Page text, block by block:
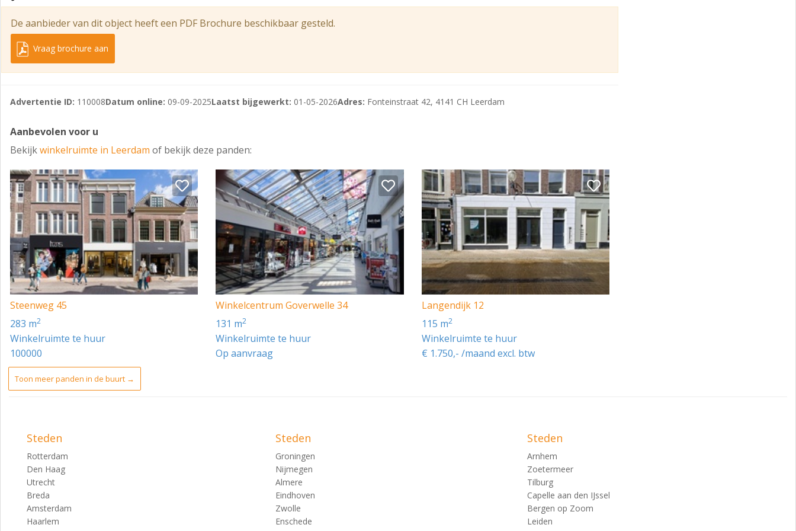
De aanbieder van dit object heeft een PDF Brochure beschikbaar gesteld.
Vraag brochure aan
Advertentie ID: 110008Datum online: 09-09-2025Laatst bijgewerkt: 01-05-2026Adres: Fonteinstraat 42, 4141 CH Leerdam
Aanbevolen voor u
Bekijkwinkelruimte in Leerdam of bekijk deze panden:
Steenweg 45
283 m2
Winkelruimte te huur
100000
Winkelcentrum Goverwelle 34
131 m2
Winkelruimte te huur
Op aanvraag
Langendijk 12
115 m2
Winkelruimte te huur
€ 1.750,- /maand excl. btw
Toon meer panden in de buurt →
Steden
Rotterdam
Den Haag
Utrecht
Breda
Amsterdam
Haarlem
Steden
Groningen
Nijmegen
Almere
Eindhoven
Zwolle
Enschede
Steden
Arnhem
Zoetermeer
Tilburg
Capelle aan den IJssel
Bergen op Zoom
Leiden